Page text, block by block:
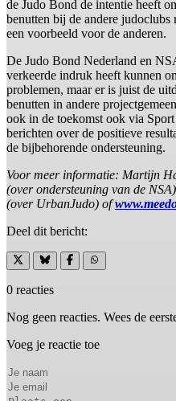
de Judo Bond de intentie heeft
benutten bij de andere
een voorbeeld voor de anderen.
De Judo Bond Nederland en
verkeerde indruk heeft kunnen
problemen, maar er is juist de
benutten in andere
ook in de toekomst ook via
berichten over de positieve
de bijbehorende ondersteuning.
Voor meer informatie: Martijn
(over ondersteuning van de
(over UrbanJudo) of
Deel dit bericht:
0 reacties
Nog geen reacties. Wees de
Voeg je reactie toe